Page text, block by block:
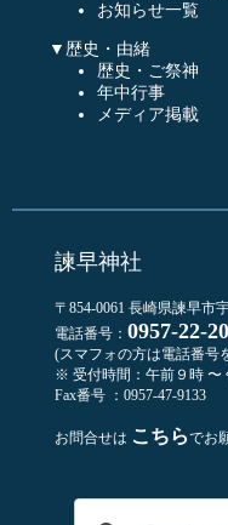
お知らせ一覧
▼歴史・由緒
歴史・ご祭神
年中行事
メディア掲載
諫早神社
〒854-0061 長崎県諫早市
電話番号： 0957-22-
(スマフォの方は電話番号
※ 受付時間：午前９時 〜
Fax番号 ：0957-47-9133
お問合せは こちらでお